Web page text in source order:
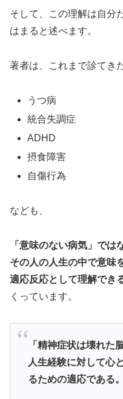
そして、この理解は自分
はまると述べます。
著者は、これまで診てき
うつ病
統合失調症
ADHD
摂食障害
自傷行為
なども、
「意味のない病気」では
その人の人生の中で意味
適応反応として理解でき
くっています。
「精神症状は壊れた
人生経験に対して心
るための適応である。